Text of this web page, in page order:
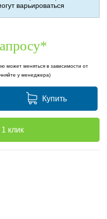
варьироваться
*
может меняться в зависимости от
у менеджера)
Купить
клик